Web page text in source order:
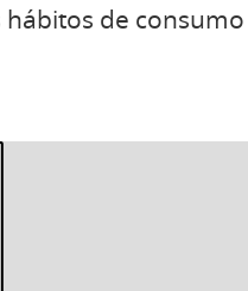
de consumo